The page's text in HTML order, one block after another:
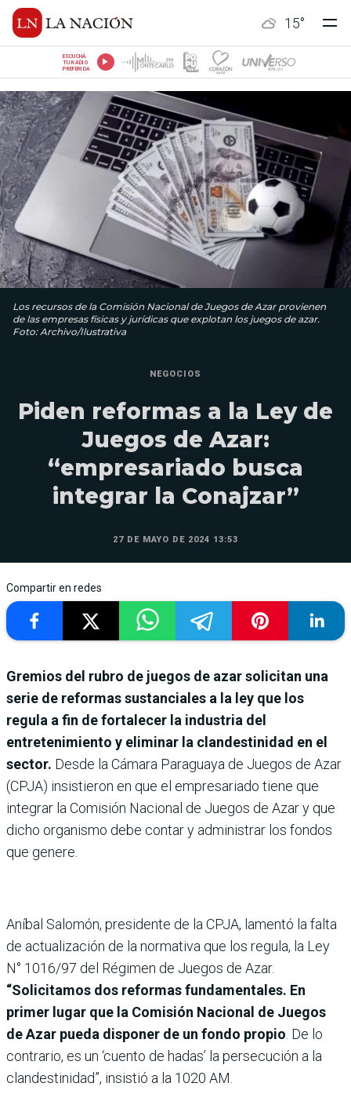
15°
ESCUCHÁ
TU RADIO
PREFERIDA
Los recursos de la Comisión Nacional de Juegos de Azar provienen
de las empresas físicas y jurídicas que explotan los juegos de azar.
Foto: Archivo/Ilustrativa
NEGOCIOS
Piden reformas a la Ley de
Juegos de Azar:
“empresariado busca
integrar la Conajzar”
27 DE MAYO DE 2024 13:53
Compartir en redes
Gremios del rubro de juegos de azar solicitan una
serie de reformas sustanciales a la ley que los
regula a fin de fortalecer la industria del
entretenimiento y eliminar la clandestinidad en el
sector. Desde la Cámara Paraguaya de Juegos de Azar
(CPJA) insistieron en que el empresariado tiene que
integrar la Comisión Nacional de Juegos de Azar y que
dicho organismo debe contar y administrar los fondos
que genere.
Aníbal Salomón, presidente de la CPJA, lamentó la falta
de actualización de la normativa que los regula, la Ley
N° 1016/97 del Régimen de Juegos de Azar.
“Solicitamos dos reformas fundamentales. En
primer lugar que la Comisión Nacional de Juegos
de Azar pueda disponer de un fondo propio. De lo
contrario, es un ‘cuento de hadas’ la persecución a la
clandestinidad”, insistió a la 1020 AM.